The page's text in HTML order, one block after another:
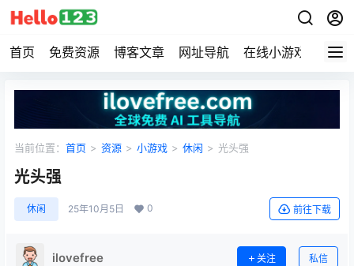
首页 免费资源 博客文章 网址导航 在线小游戏
当前位置： 首页 > 资源 > 小游戏 > 休闲 > 光头强
光头强
休闲 25年10月5日 0 前往下载
ilovefree 关注 私信